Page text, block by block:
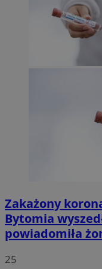
Zakażony
Bytomia
powiadomiła
25